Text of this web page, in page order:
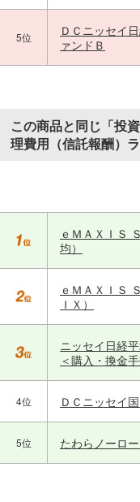
5位
ＤＣニッセイ
ァンドＢ
この商品と同じ「投
理費用（信託報酬）
ｅＭＡＸＩＳ
均）
ｅＭＡＸＩＳ
ＩＸ）
ニッセイ日経
＜購入・換金
4位 ＤＣニッセイ
5位 たわらノーロ